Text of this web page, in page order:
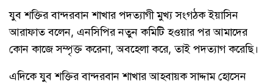
যুব শক্তির বান্দরবান শাখার পদত্যাগী মুখ্য সংগঠক ইয়াসিন
আরাফাত বলেন, এনসিপির নতুন কমিটি হওয়ার পর আমাদের
কোন কাজে সম্পৃক্ত করেনা, অবহেলা করে, তাই পদত্যাগ করেছি।
এদিকে যুব শক্তির বান্দরবান শাখার আহবায়ক সাদ্দাম হোসেন